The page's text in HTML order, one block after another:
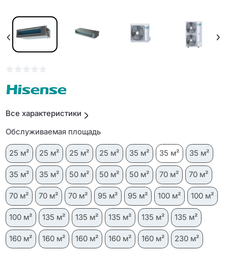
Все характеристики
Обслуживаемая площадь
25 м² 25 м² 25 м² 25 м² 35 м² 35 м² 35 м²
35 м² 35 м² 50 м² 50 м² 50 м² 70 м² 70 м²
70 м² 70 м² 70 м² 95 м² 95 м² 100 м² 100 м²
100 м² 135 м² 135 м² 135 м² 135 м² 135 м²
160 м² 160 м² 160 м² 160 м² 160 м² 230 м²